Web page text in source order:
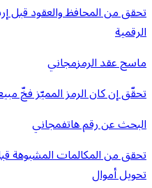
تحقق من المحافظ والعقود قبل
الرقمية
ماسح عقد الرمزمجاني
تحقّق إن كان الرمز المميّز فخّ
البحث عن رقم هاتفمجاني
تحقق من المكالمات المشبوهة
تحويل أموال